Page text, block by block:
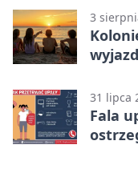
3
31 lipca
Fala